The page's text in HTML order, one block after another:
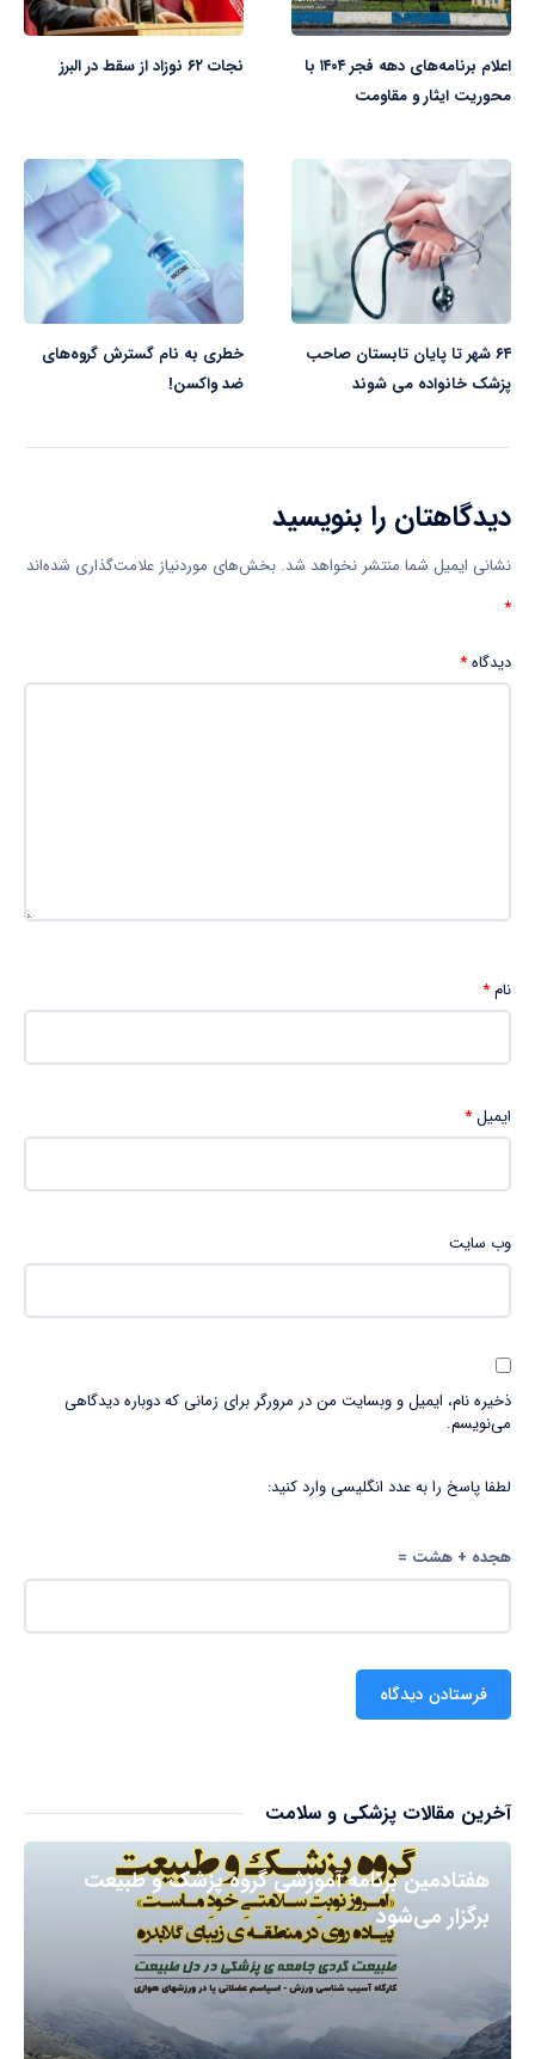
اعلام برنامه‌های دهه فجر ۱۴۰۴ با
محوریت ایثار و مقاومت
نجات ۶۲ نوزاد از سقط در البرز
۶۴ شهر تا پایان تابستان صاحب
پزشک خانواده می شوند
خطری به نام گسترش گروه‌های
ضد واکسن!
دیدگاهتان را بنویسید
نشانی ایمیل شما منتشر نخواهد شد. بخش‌های موردنیاز علامت‌گذاری شده‌اند
*
دیدگاه*
نام*
ایمیل*
وب‌ سایت
ذخیره نام، ایمیل و وبسایت من در مرورگر برای زمانی که دوباره دیدگاهی
می‌نویسم.
لطفا پاسخ را به عدد انگلیسی وارد کنید:
هجده + هشت =
آخرین مقالات پزشکی و سلامت
هفتادمین برنامه آموزشی گروه پزشک و طبیعت
برگزار می‌شود